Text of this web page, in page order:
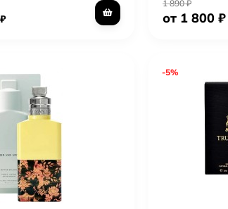
₽
1 890₽
от 1 800 ₽
-5%